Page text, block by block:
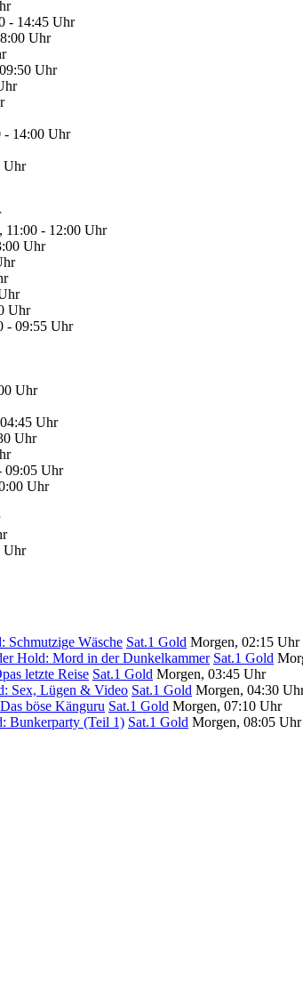
- 14:45 Uhr
Uhr
Uhr
- 14:00 Uhr
Uhr
11:00 - 12:00 Uhr
Uhr
Uhr
- 09:55 Uhr
Uhr
Uhr
Uhr
09:05 Uhr
Uhr
Uhr
Schmutzige Wäsche Sat.1 Gold Morgen, 02:15 Uhr
Hold: Mord in der Dunkelkammer Sat.1 Gold
letzte Reise Sat.1 Gold Morgen, 03:45 Uhr
Sex, Lügen & Video Sat.1 Gold Morgen, 04:30
böse Känguru Sat.1 Gold Morgen, 07:10 Uhr
Bunkerparty (Teil 1) Sat.1 Gold Morgen, 08:05 Uhr